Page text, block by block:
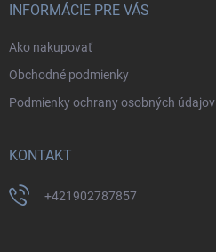
INFORMÁCIE PRE VÁS
Ako nakupovať
Obchodné podmienky
Podmienky ochrany osobných údajov
KONTAKT
+421902787857